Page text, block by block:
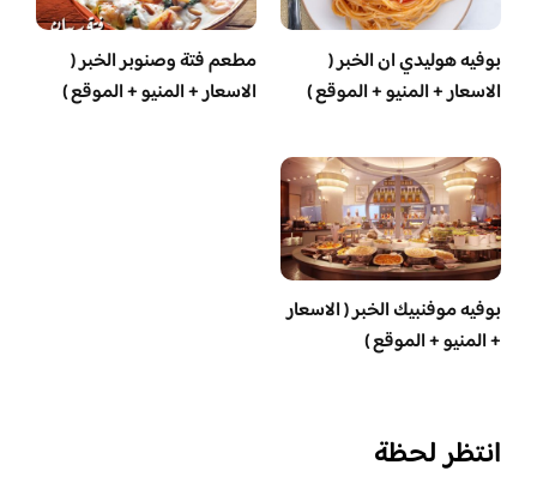
بوفيه هوليدي ان الخبر (
الاسعار + المنيو + الموقع )
مطعم فتة وصنوبر الخبر (
الاسعار + المنيو + الموقع )
بوفيه موفنبيك الخبر ( الاسعار
+ المنيو + الموقع )
انتظر لحظة